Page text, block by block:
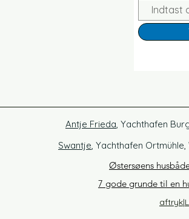
Antje Frieda, Yachthafen
Swantje, Yachthafen
Østersøens
7 gode grunde til en
aftryk|